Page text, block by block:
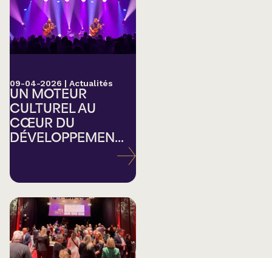
09-04-2026 | Actualités
UN MOTEUR
CULTUREL AU
CŒUR DU
DÉVELOPPEMEN...